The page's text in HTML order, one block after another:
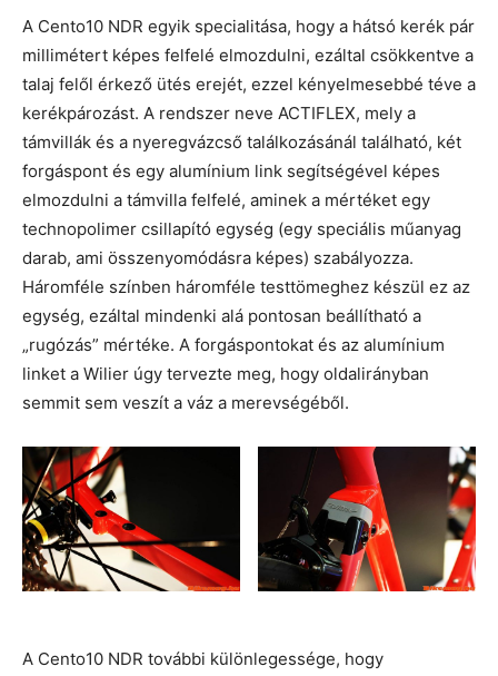
A Cento10 NDR egyik specialitása, hogy a hátsó kerék pár
millimétert képes felfelé elmozdulni, ezáltal csökkentve a
talaj felől érkező ütés erejét, ezzel kényelmesebbé téve a
kerékpározást. A rendszer neve ACTIFLEX, mely a
támvillák és a nyeregvázcső találkozásánál található, két
forgáspont és egy alumínium link segítségével képes
elmozdulni a támvilla felfelé, aminek a mértéket egy
technopolimer csillapító egység (egy speciális műanyag
darab, ami összenyomódásra képes) szabályozza.
Háromféle színben háromféle testtömeghez készül ez az
egység, ezáltal mindenki alá pontosan beállítható a
„rugózás” mértéke. A forgáspontokat és az alumínium
linket a Wilier úgy tervezte meg, hogy oldalirányban
semmit sem veszít a váz a merevségéből.
A Cento10 NDR további különlegessége, hogy